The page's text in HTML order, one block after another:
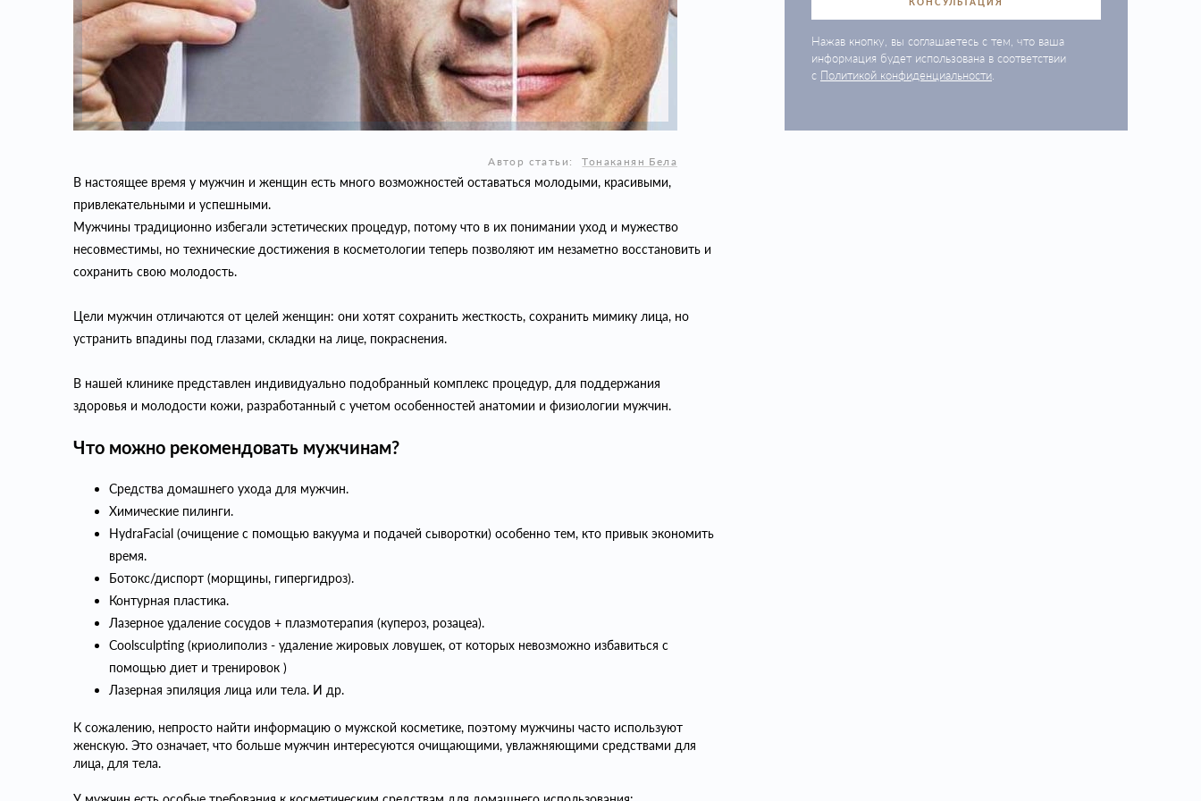
Автор статьи: Тонаканян Бела
Нажав кнопку, вы соглашаетесь с тем, что ваша
информация будет использована в соответствии
с Политикой конфиденциальности
В настоящее время у мужчин и женщин есть много возможностей оставаться молодыми, красивыми,
привлекательными и успешными.
Мужчины традиционно избегали эстетических процедур, потому что в их понимании уход и мужество
несовместимы, но технические достижения в косметологии теперь позволяют им незаметно восстановить и
сохранить свою молодость.
Цели мужчин отличаются от целей женщин: они хотят сохранить жесткость, сохранить мимику лица, но
устранить впадины под глазами, складки на лице, покраснения.
В нашей клинике представлен индивидуально подобранный комплекс процедур, для поддержания
здоровья и молодости кожи, разработанный с учетом особенностей анатомии и физиологии мужчин.
Что можно рекомендовать мужчинам?
Средства домашнего ухода для мужчин.
Химические пилинги.
HydrаFacial (очищение с помощью вакуума и подачей сыворотки) особенно тем, кто привык экономить
время.
Ботокс/диспорт (морщины, гипергидроз).
Контурная пластика.
Лазерное удаление сосудов + плазмотерапия (купероз, розацеа).
Coolsculpting (криолиполиз - удаление жировых ловушек, от которых невозможно избавиться с
помощью диет и тренировок )
Лазерная эпиляция лица или тела. И др.
К сожалению, непросто найти информацию о мужской косметике, поэтому мужчины часто используют
женскую. Это означает, что больше мужчин интересуются очищающими, увлажняющими средствами для
лица, для тела.